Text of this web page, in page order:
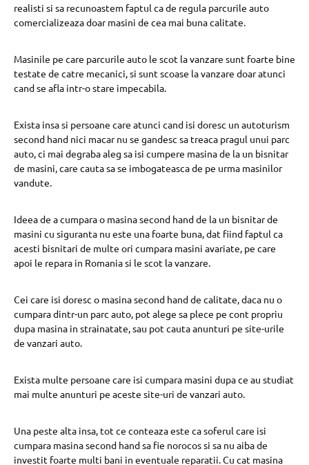
realisti si sa recunoastem faptul ca de regula parcurile auto
comercializeaza doar masini de cea mai buna calitate.
Masinile pe care parcurile auto le scot la vanzare sunt foarte bine
testate de catre mecanici, si sunt scoase la vanzare doar atunci
cand se afla intr-o stare impecabila.
Exista insa si persoane care atunci cand isi doresc un autoturism
second hand nici macar nu se gandesc sa treaca pragul unui parc
auto, ci mai degraba aleg sa isi cumpere masina de la un bisnitar
de masini, care cauta sa se imbogateasca de pe urma masinilor
vandute.
Ideea de a cumpara o masina second hand de la un bisnitar de
masini cu siguranta nu este una foarte buna, dat fiind faptul ca
acesti bisnitari de multe ori cumpara masini avariate, pe care
apoi le repara in Romania si le scot la vanzare.
Cei care isi doresc o masina second hand de calitate, daca nu o
cumpara dintr-un parc auto, pot alege sa plece pe cont propriu
dupa masina in strainatate, sau pot cauta anunturi pe site-urile
de vanzari auto.
Exista multe persoane care isi cumpara masini dupa ce au studiat
mai multe anunturi pe aceste site-uri de vanzari auto.
Una peste alta insa, tot ce conteaza este ca soferul care isi
cumpara masina second hand sa fie norocos si sa nu aiba de
investit foarte multi bani in eventuale reparatii. Cu cat masina